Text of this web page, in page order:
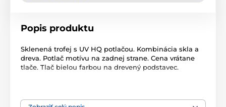
Popis produktu
Sklenená trofej s UV HQ potlačou. Kombinácia skla a
dreva. Potlač motívu na zadnej strane. Cena vrátane
tlače. Tlač bielou farbou na drevený podstavec.